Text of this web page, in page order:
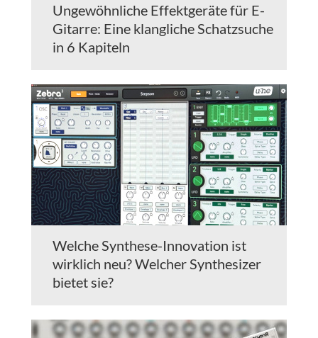
Ungewöhnliche Effektgeräte für E-
Gitarre: Eine klangliche Schatzsuche
in 6 Kapiteln
Welche Synthese-Innovation ist
wirklich neu? Welcher Synthesizer
bietet sie?